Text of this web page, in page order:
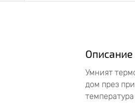
Описание
Умният
дом през